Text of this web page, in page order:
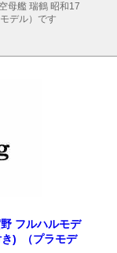
母艦 瑞鶴 昭和17
デル）です
フルハルモデ
) （プラモデ